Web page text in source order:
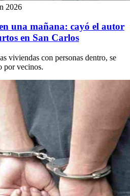
2026
una mañana: cayó el autor
en San Carlos
viviendas con personas dentro, se
por vecinos.